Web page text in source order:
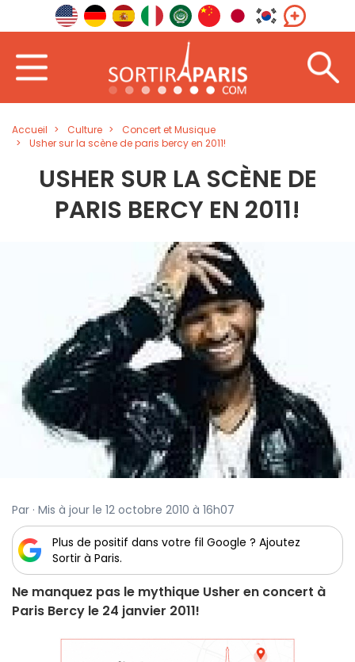
Accueil Culture
Concert et Musique
Usher sur la scène de paris bercy en 2011!
USHER SUR LA SCÈNE DE
PARIS BERCY EN 2011!
Par · Mis à jour le 12 octobre 2010 à 16h07
Plus de positif dans votre fil Google ? Ajoutez
Sortir à Paris.
Ne manquez pas le mythique Usher en concert à
Paris Bercy le 24 janvier 2011!